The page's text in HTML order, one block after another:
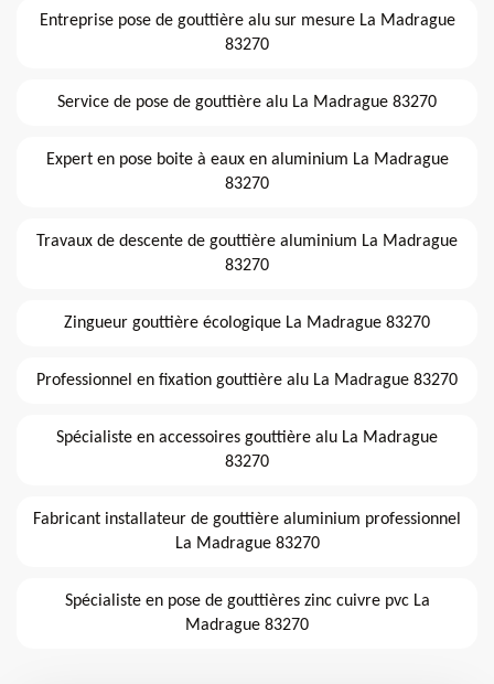
Entreprise pose de gouttière alu sur mesure La Madrague
83270
Service de pose de gouttière alu La Madrague 83270
Expert en pose boite à eaux en aluminium La Madrague
83270
Travaux de descente de gouttière aluminium La Madrague
83270
Zingueur gouttière écologique La Madrague 83270
Professionnel en fixation gouttière alu La Madrague 83270
Spécialiste en accessoires gouttière alu La Madrague
83270
Fabricant installateur de gouttière aluminium professionnel
La Madrague 83270
Spécialiste en pose de gouttières zinc cuivre pvc La
Madrague 83270